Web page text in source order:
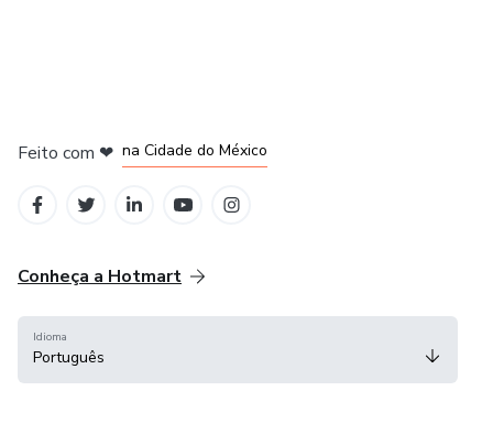
Feito com ❤ na Cidade do México
Conheça a Hotmart
Idioma
Português